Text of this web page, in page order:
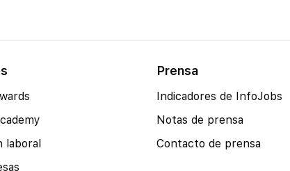
laboral
Prensa
Indicadores de InfoJobs
Notas de prensa
Contacto de prensa